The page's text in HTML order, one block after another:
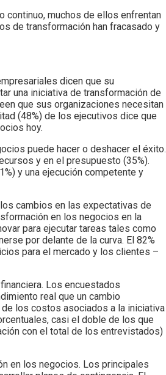
continuo, muchos de ellos enfrentan
de transformación han fracasado y
dicen que su
una iniciativa de transformación de
que sus organizaciones necesitan
(48%) de los ejecutivos dice que
hoy.
puede hacer o deshacer el éxito.
y en el presupuesto (35%).
y una ejecución competente y
cambios en las expectativas de
en los negocios en la
para ejecutar tareas tales como
por delante de la curva. El 82%
para el mercado y los clientes –
Los encuestados
real que un cambio
los costos asociados a la iniciativa
casi el doble de los que
con el total de los entrevistados)
en los negocios. Los principales